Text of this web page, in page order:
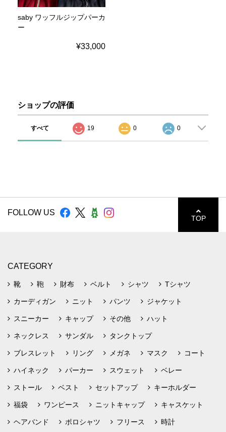
saby ワッフルジップパーカ
ー
¥33,000
ショップの評価
すべて 19 0 0
FOLLOW US
TOP
CATEGORY
靴 鞄 財布 ベルト シャツ Tシャツ
カーディガン ニット パンツ ジャケット
スニーカー キャップ その他 ハット
ネックレス サンダル タンクトップ
ブレスレット リング メガネ マスク コート
ハイネック パーカー スウェット ベレー
ストール ベスト セットアップ キーホルダー
福袋 ワンピース ニットキャップ キャスケット
ヘアバンド ポロシャツ フリース 時計